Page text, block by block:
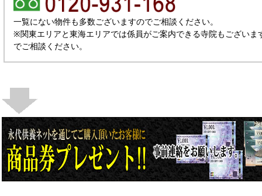
一覧にない物件も多数ございますのでご相談ください。
※関東エリアと東海エリアでは係員がご案内できる寺院もございま
でご相談ください。